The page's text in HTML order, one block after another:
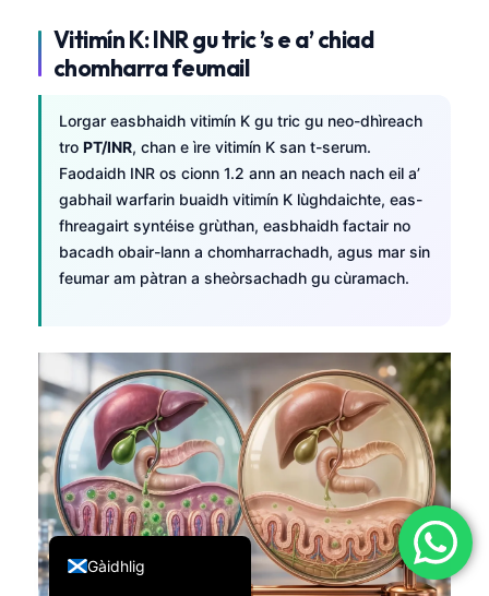
Vitimín K: INR gu tric ’s e a’ chiad
chomharra feumail
Lorgar easbhaidh vitimín K gu tric gu neo-dhìreach
tro PT/INR, chan e ìre vitimín K san t-serum.
Faodaidh INR os cionn 1.2 ann an neach nach eil a’
gabhail warfarin buaidh vitimín K lùghdaichte, eas-
fhreagairt syntéise grùthan, easbhaidh factair no
bacadh obair-lann a chomharrachadh, agus mar sin
feumar am pàtran a sheòrsachadh gu cùramach.
Gàidhlig
English
Deutsch
العربية
Français
עִבְרִית
Italiano
Português
Ελληνικά
Türkçe
Română
简体中文
Български
Dansk